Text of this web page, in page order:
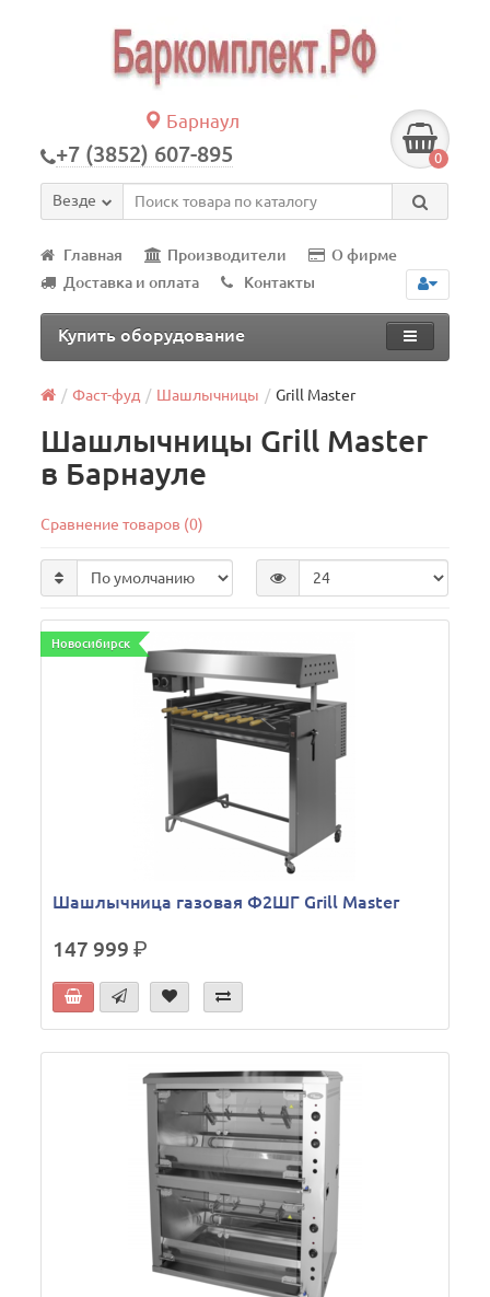
Барнаул
+7 (3852) 607-895 0
Везде
Главная Производители
О фирме
Доставка и оплата
Контакты
Купить оборудование
Фаст-фуд Шашлычницы Grill Master
Шашлычницы Grill Master
в Барнауле
Сравнение товаров (0)
Новосибирск
Шашлычница газовая Ф2ШГ Grill Master
147 999р.